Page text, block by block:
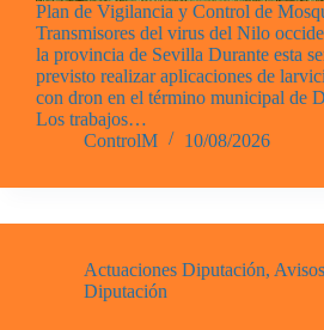
Plan de Vigilancia y Control de
Transmisores del virus del Nilo
la provincia de Sevilla Durante esta
previsto realizar aplicaciones de
con dron en el término municipal de
Los trabajos…
ControlM
10/08/2026
Actuaciones Diputación, Avisos
Diputación